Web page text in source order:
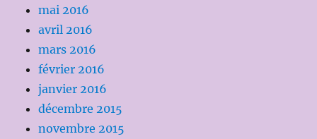
mai 2016
avril 2016
mars 2016
février 2016
janvier 2016
décembre 2015
novembre 2015